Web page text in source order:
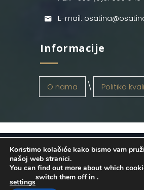
E-mail:
Informacije
O nama Politika
OSATINA GRUPA d.o.o. 2026
byINFOS Osijek. Sva
Koristimo kolačiće kako bismo vam
našoj web stranici.
You can find out more about which
switch them off in
settings
.